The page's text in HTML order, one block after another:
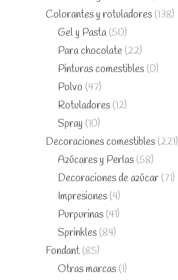
Colorantes y rotuladores (138)
Gel y Pasta (50)
Para chocolate (22)
Pinturas comestibles (0)
Polvo (47)
Rotuladores (12)
Spray (10)
Decoraciones comestibles (221)
Azúcares y Perlas (58)
Decoraciones de azúcar (71)
Impresiones (4)
Purpurinas (41)
Sprinkles (84)
Fondant (85)
Otras marcas (1)